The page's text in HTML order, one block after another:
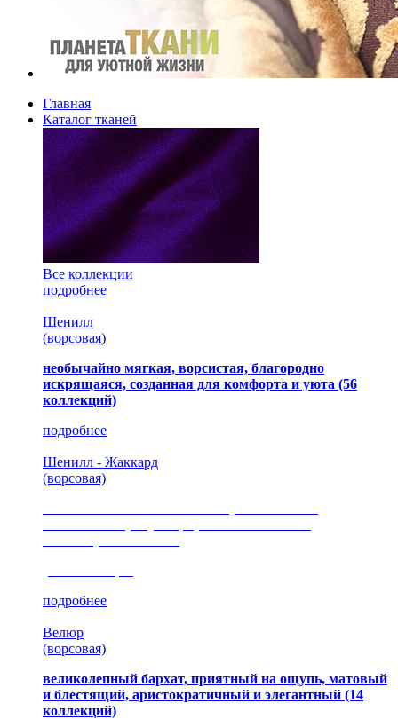
Главная
Каталог тканей
Все коллекции
подробнее
Шенилл
(ворсовая)
необычайно мягкая, ворсистая, благородно
искрящаяся, созданная для комфорта и уюта (56
коллекций)
подробнее
Шенилл - Жаккард
(ворсовая)
подробнее
Велюр
(ворсовая)
великолепный бархат, приятный на ощупь, матовый
и блестящий, аристократичный и элегантный (14
коллекций)